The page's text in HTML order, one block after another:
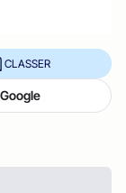
CLASSER